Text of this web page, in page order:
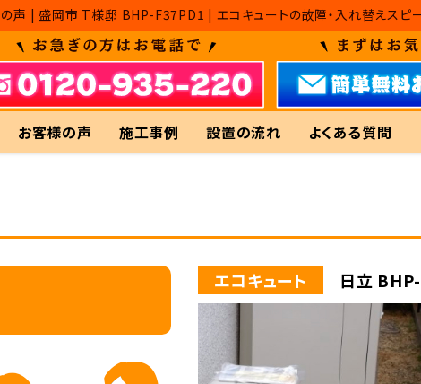
声 | 盛岡市 T様邸 BHP-F37PD1 | エコキュートの故障・入れ替えスピ
お客様の声 施工事例 設置の流れ よくある質問
エコキュート 日立